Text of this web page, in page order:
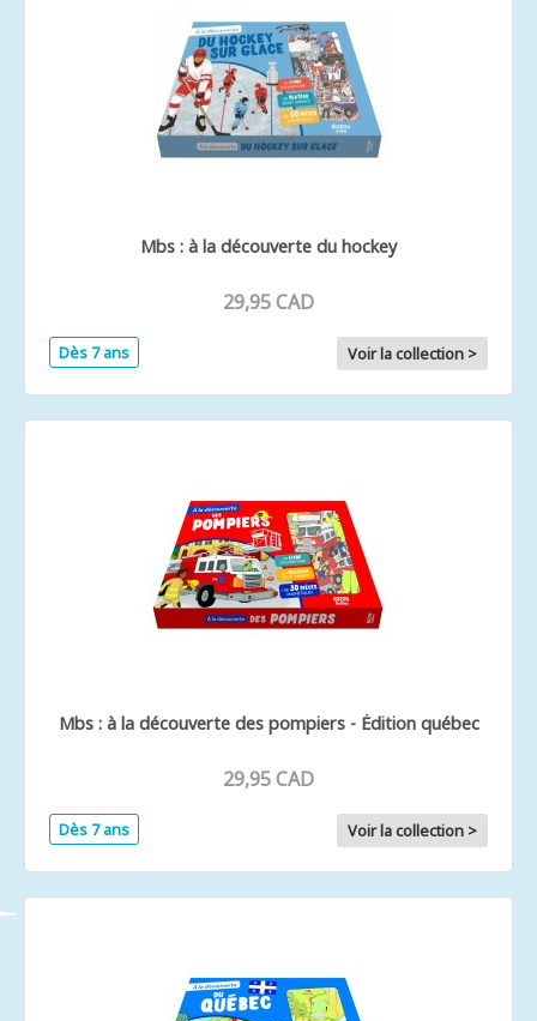
Mbs : à la découverte du hockey
29,95 CAD
Dès 7 ans Voir la collection >
Mbs : à la découverte des pompiers - Édition québec
29,95 CAD
Dès 7 ans Voir la collection >